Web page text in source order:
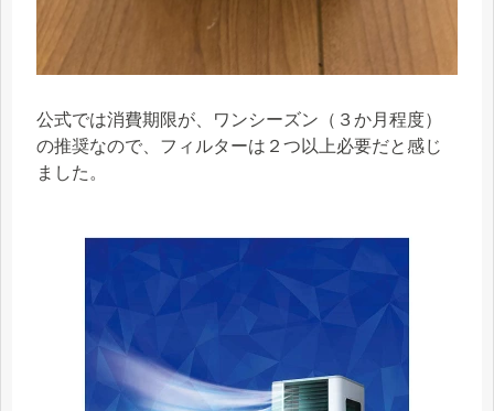
公式では消費期限が、ワンシーズン（３か月程度）
の推奨なので、フィルターは２つ以上必要だと感じ
ました。